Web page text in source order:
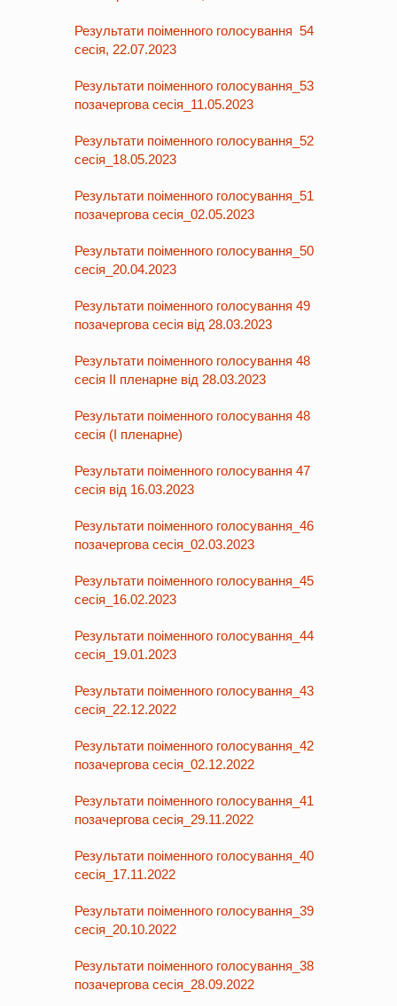
Результати поіменного голосування 54
сесія, 22.07.2023
Результати поіменного голосування_53
позачергова сесія_11.05.2023
Результати поіменного голосування_52
сесія_18.05.2023
Результати поіменного голосування_51
позачергова сесія_02.05.2023
Результати поіменного голосування_50
сесія_20.04.2023
Результати поіменного голосування 49
позачергова сесія від 28.03.2023
Результати поіменного голосування 48
сесія ІІ пленарне від 28.03.2023
Результати поіменного голосування 48
сесія (І пленарне)
Результати поіменного голосування 47
сесія від 16.03.2023
Результати поіменного голосування_46
позачергова сесія_02.03.2023
Результати поіменного голосування_45
сесія_16.02.2023
Результати поіменного голосування_44
сесія_19.01.2023
Результати поіменного голосування_43
сесія_22.12.2022
Результати поіменного голосування_42
позачергова сесія_02.12.2022
Результати поіменного голосування_41
позачергова сесія_29.11.2022
Результати поіменного голосування_40
сесія_17.11.2022
Результати поіменного голосування_39
сесія_20.10.2022
Результати поіменного голосування_38
позачергова сесія_28.09.2022